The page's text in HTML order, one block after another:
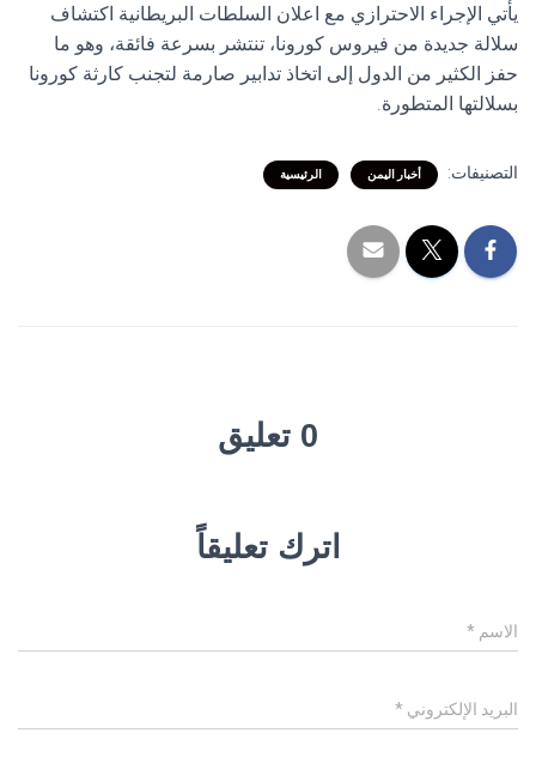
يأتي الإجراء الاحترازي مع اعلان السلطات البريطانية اكتشاف
سلالة جديدة من فيروس كورونا، تنتشر بسرعة فائقة، وهو ما
حفز الكثير من الدول إلى اتخاذ تدابير صارمة لتجنب كارثة كورونا
بسلالتها المتطورة.
التصنيفات: أخبار اليمن الرئيسية
0 تعليق
اترك تعليقاً
الاسم *
البريد الإلكتروني *